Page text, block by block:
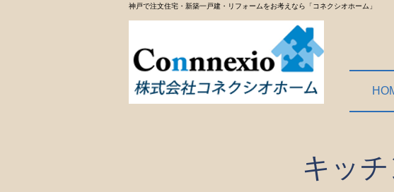
神戸で注文住宅・新築一戸建・リフォームをお考えなら「コネクシオホーム」
キッ